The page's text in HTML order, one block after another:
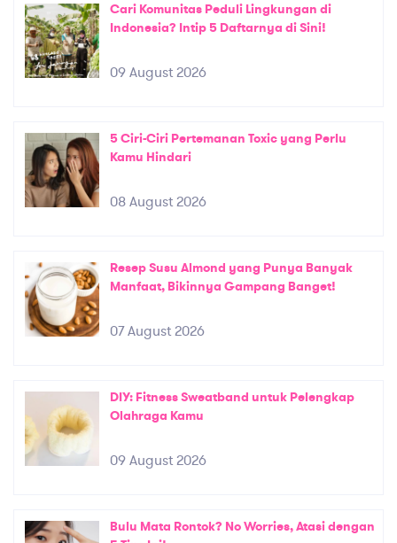
Cari Komunitas Peduli Lingkungan di
Indonesia? Intip 5 Daftarnya di Sini!
09 August 2026
5 Ciri-Ciri Pertemanan Toxic yang Perlu
Kamu Hindari
08 August 2026
Resep Susu Almond yang Punya Banyak
Manfaat, Bikinnya Gampang Banget!
07 August 2026
DIY: Fitness Sweatband untuk Pelengkap
Olahraga Kamu
09 August 2026
Bulu Mata Rontok? No Worries, Atasi dengan